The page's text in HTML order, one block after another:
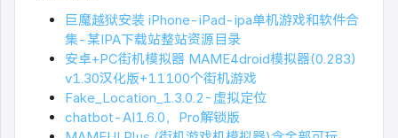
巨魔越狱安装 iPhone-iPad-ipa单机游戏和软件合
集-某IPA下载站整站资源目录
安卓+PC街机模拟器 MAME4droid模拟器(0.283)
v1.30汉化版+11100个街机游戏
Fake_Location_1.3.0.2-虚拟定位
chatbot-AI1.6.0，Pro解锁版